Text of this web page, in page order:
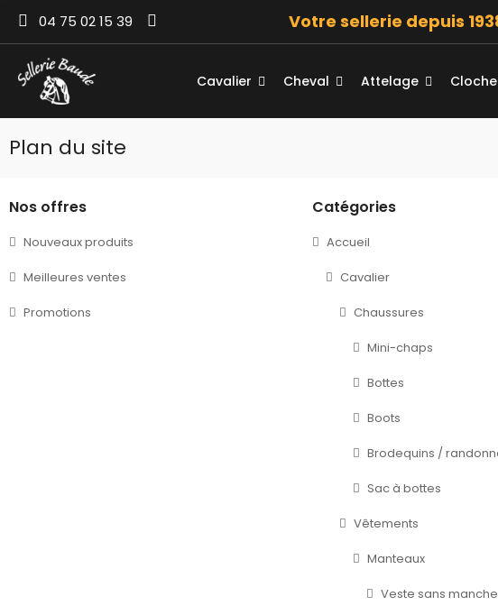
04 75 02 15 39 Votre sellerie depuis
Cavalier Cheval Attelage
Plan du site
Nos offres
Nouveaux produits
Meilleures ventes
Promotions
Catégories
Accueil
Cavalier
Chaussures
Mini-chaps
Bottes
Boots
Brodequins /
Sac à bottes
Vêtements
Manteaux
Veste sans manche